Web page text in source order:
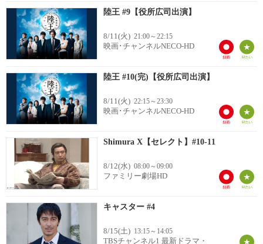
陸王 #9【役所広司出演】
8/11(火) 21:00～22:15
映画･チャンネルNECO-HD
陸王 #10(完)【役所広司出演】
8/11(火) 22:15～23:30
映画･チャンネルNECO-HD
Shimura X【セレクト】#10-11
8/12(水) 08:00～09:00
ファミリー劇場HD
キャスター #4
8/15(土) 13:15～14:05
TBSチャンネル1 最新ドラマ・